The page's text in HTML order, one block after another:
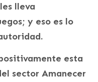
lleva
y eso es lo
esta
sector Amanecer